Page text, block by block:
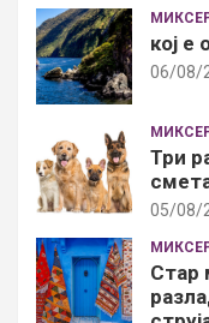
кој е
06/08/
Три
05/08/
Стар